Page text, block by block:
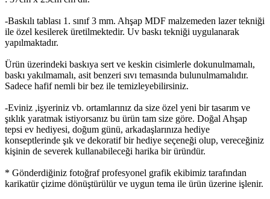
-Baskılı tablası 1. sınıf 3 mm. Ahşap MDF malzemeden lazer tekniği
ile özel kesilerek üretilmektedir. Uv baskı tekniği uygulanarak
yapılmaktadır.
Ürün üzerindeki baskıya sert ve keskin cisimlerle dokunulmamalı,
baskı yakılmamalı, asit benzeri sıvı temasında bulunulmamalıdır.
Sadece hafif nemli bir bez ile temizleyebilirsiniz.
-Eviniz ,işyeriniz vb. ortamlarınız da size özel yeni bir tasarım ve
şıklık yaratmak istiyorsanız bu ürün tam size göre. Doğal Ahşap
tepsi ev hediyesi, doğum günü, arkadaşlarınıza hediye
konseptlerinde şık ve dekoratif bir hediye seçeneği olup, vereceğiniz
kişinin de severek kullanabileceği harika bir üründür.
* Gönderdiğiniz fotoğraf profesyonel grafik ekibimiz tarafından
karikatür çizime dönüştürülür ve uygun tema ile ürün üzerine işlenir.